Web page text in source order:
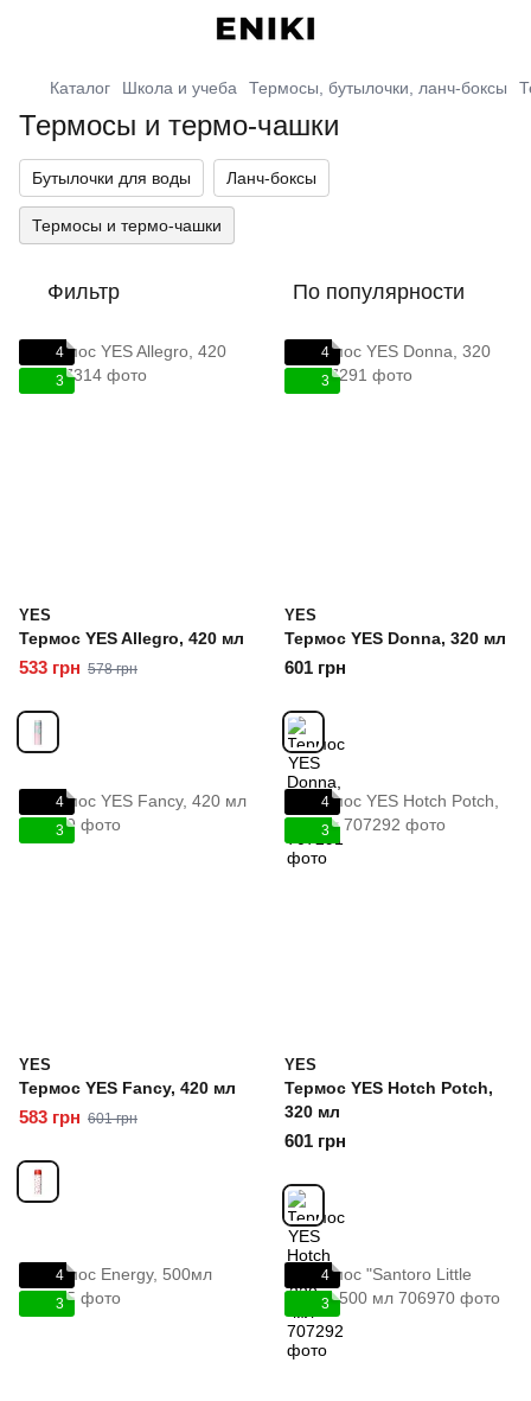
Каталог Школа и учеба Термосы, бутылочки, ланч-боксы
Термосы и термо-чашки
Бутылочки для воды Ланч-боксы
Термосы и термо-чашки
Фильтр По популярности
4
3
YES
Термоc YES Allegro, 420 мл
533 грн 578 грн
4
3
YES
Термоc YES Donna, 320 мл
601 грн
4
3
YES
Термоc YES Fancy, 420 мл
583 грн 601 грн
4
3
YES
Термоc YES Hotch Potch,
320 мл
601 грн
4
3
4
3